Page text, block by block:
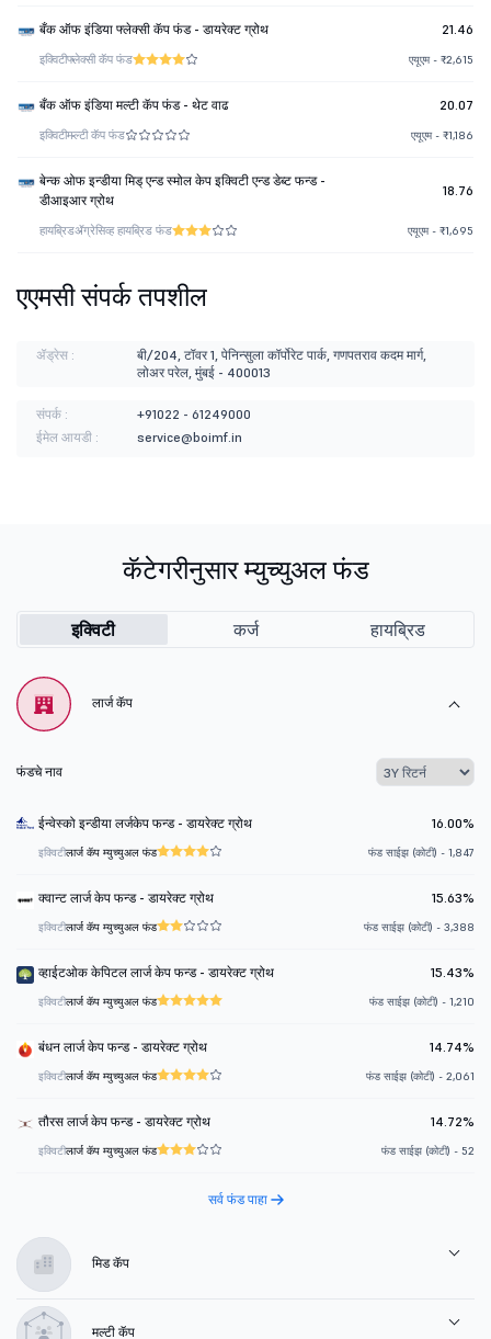
बँक ऑफ इंडिया फ्लेक्सी कॅप फंड - डायरेक्ट ग्रोथ 21.46
इक्विटीफ्लेक्सी कॅप फंड एयूएम - ₹2,615
बँक ऑफ इंडिया मल्टी कॅप फंड - थेट वाढ 20.07
इक्विटीमल्टी कॅप फंड एयूएम - ₹1,186
बेन्क ओफ इन्डीया मिड् एन्ड स्मोल केप इक्विटी एन्ड डेब्ट फन्ड -
डीआइआर ग्रोथ
18.76
हायब्रिडॲग्रेसिव्ह हायब्रिड फंड एयूएम - ₹1,695
एएमसी संपर्क तपशील
ॲड्रेस :
बी/204, टॉवर 1, पेनिन्सुला कॉर्पोरेट पार्क, गणपतराव कदम मार्ग,
लोअर परेल, मुंबई - 400013
संपर्क :
+91022 - 61249000
ईमेल आयडी :
service@boimf.in
कॅटेगरीनुसार म्युच्युअल फंड
इक्विटी कर्ज हायब्रिड
लार्ज कॅप
फंडचे नाव
ईन्वेस्को इन्डीया लर्जकेप फन्ड - डायरेक्ट ग्रोथ 16.00%
इक्विटीलार्ज कॅप म्युच्युअल फंड फंड साईझ (कोटी) - 1,847
क्वान्ट लार्ज केप फन्ड - डायरेक्ट ग्रोथ 15.63%
इक्विटीलार्ज कॅप म्युच्युअल फंड फंड साईझ (कोटी) - 3,388
व्हाईटओक केपिटल लार्ज केप फन्ड - डायरेक्ट ग्रोथ 15.43%
इक्विटीलार्ज कॅप म्युच्युअल फंड फंड साईझ (कोटी) - 1,210
बंधन लार्ज केप फन्ड - डायरेक्ट ग्रोथ 14.74%
इक्विटीलार्ज कॅप म्युच्युअल फंड फंड साईझ (कोटी) - 2,061
तौरस लार्ज केप फन्ड - डायरेक्ट ग्रोथ 14.72%
इक्विटीलार्ज कॅप म्युच्युअल फंड फंड साईझ (कोटी) - 52
सर्व फंड पाहा
मिड कॅप
मल्टी कॅप